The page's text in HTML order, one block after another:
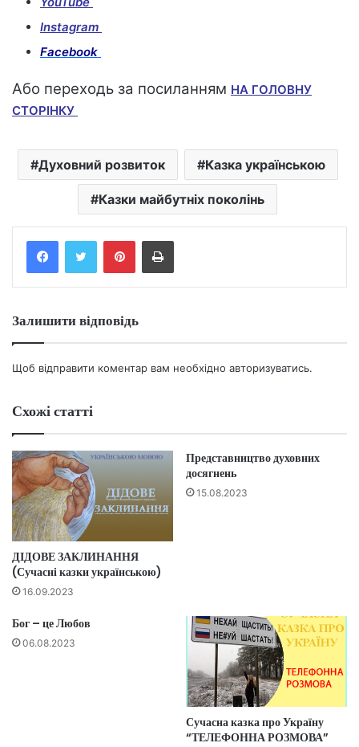
Instagram
Facebook
Або переходь за посиланням НА ГОЛОВНУ
СТОРІНКУ
Духовний розвиток Казка українською
Казки майбутніх поколінь
FacebookTwitter PinterestPrint
Залишити відповідь
Щоб відправити коментар вам необхідно авторизуватись.
Схожі статті
ДІДОВЕ ЗАКЛИНАННЯ
(Сучасні казки українською)
16.09.2023
Представництво духовних
досягнень
15.08.2023
Бог – це Любов
06.08.2023
Сучасна казка про Україну
“ТЕЛЕФОННА РОЗМОВА”